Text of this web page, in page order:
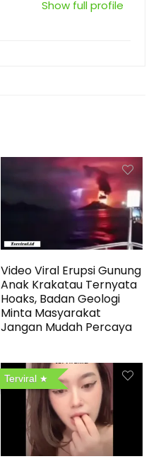
Show full profile
Video Viral Erupsi Gunung
Anak Krakatau Ternyata
Hoaks, Badan Geologi
Minta Masyarakat
Jangan Mudah Percaya
Terviral